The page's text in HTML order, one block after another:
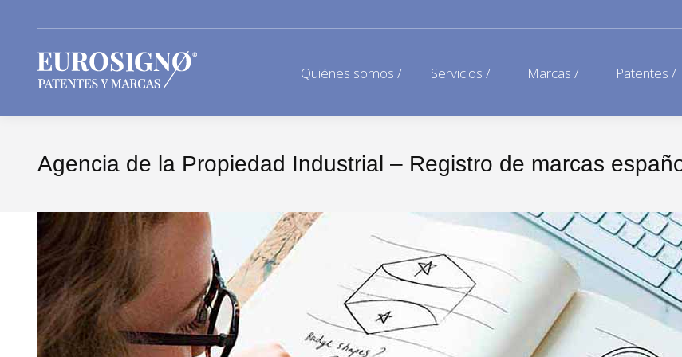
Quiénes somos / Servicios / Marcas / Patentes /
Agencia de la Propiedad Industrial – Registro de marcas